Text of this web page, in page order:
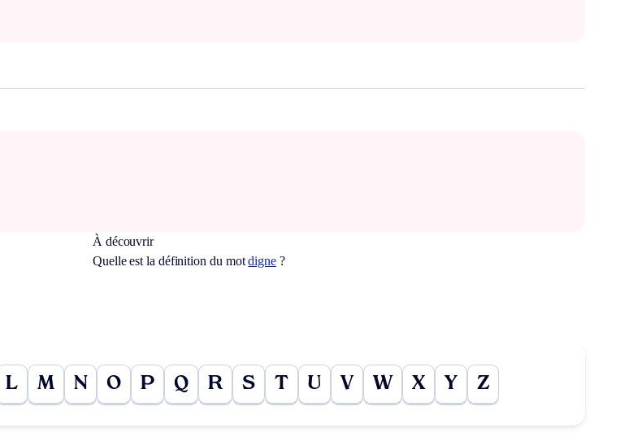
À découvrir
Quelle est la définition du motdigne?
L M N O P Q R S T U V W X Y Z